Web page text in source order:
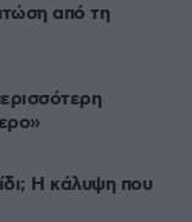
από τη
Η κάλυψη που